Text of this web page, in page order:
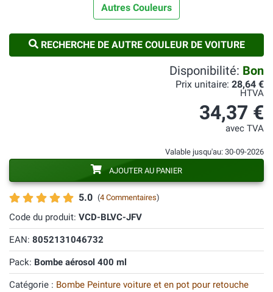
Autres Couleurs
RECHERCHE DE AUTRE COULEUR DE VOITURE
5.0 (4 Commentaires)
Code du produit: VCD-BLVC-JFV
EAN: 8052131046732
Pack: Bombe aérosol 400 ml
Catégorie : Bombe Peinture voiture et en pot pour retouche
Disponibilité: Bon
Prix unitaire: 28,64 €
HTVA
34,37 €
avec TVA
Valable jusqu'au: 30-09-2026
AJOUTER AU PANIER